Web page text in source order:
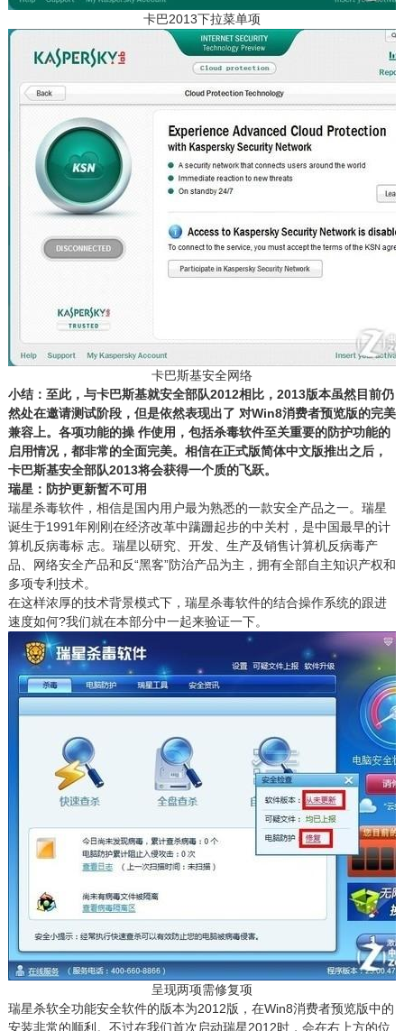
卡巴2013下拉菜单项
卡巴斯基安全网络
小结：至此，与卡巴斯基就安全部队2012相比，2013版本虽然目前仍
然处在邀请测试阶段，但是依然表现出了 对Win8消费者预览版的完美
兼容上。各项功能的操 作使用，包括杀毒软件至关重要的防护功能的
启用情况，都非常的全面完美。相信在正式版简体中文版推出之后，
卡巴斯基安全部队2013将会获得一个质的飞跃。
瑞星：防护更新暂不可用
瑞星杀毒软件，相信是国内用户最为熟悉的一款安全产品之一。瑞星
诞生于1991年刚刚在经济改革中蹒跚起步的中关村，是中国最早的计
算机反病毒标 志。瑞星以研究、开发、生产及销售计算机反病毒产
品、网络安全产品和反“黑客”防治产品为主，拥有全部自主知识产权和
多项专利技术。
在这样浓厚的技术背景模式下，瑞星杀毒软件的结合操作系统的跟进
速度如何?我们就在本部分中一起来验证一下。
呈现两项需修复项
瑞星杀软全功能安全软件的版本为2012版，在Win8消费者预览版中的
安装非常的顺利。不过在我们首次启动瑞星2012时，会在右上方的位